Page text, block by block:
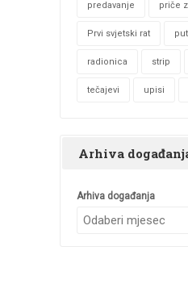
predavanje priče
Prvi svjetski rat
radionica strip
tečajevi upisi
Arhiva
Arhiva događanja